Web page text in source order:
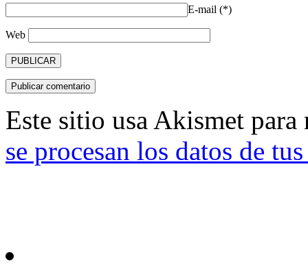
E-mail (*)
Web
Este sitio usa Akismet
se procesan los datos de